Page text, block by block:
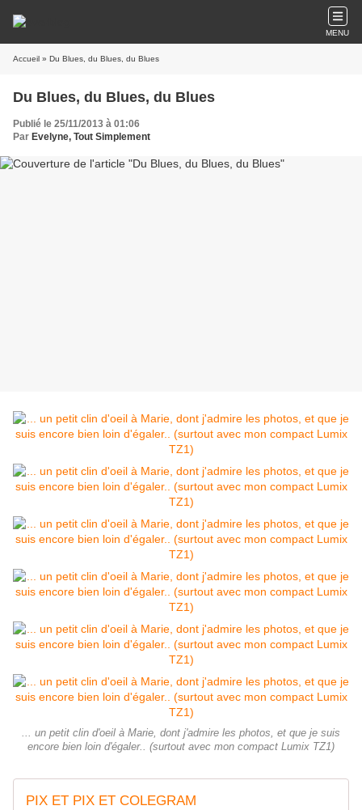
MENU
Accueil » Du Blues, du Blues, du Blues
Du Blues, du Blues, du Blues
Publié le 25/11/2013 à 01:06
Par Evelyne, Tout Simplement
... un petit clin d'oeil à Marie, dont j'admire les photos, et que je suis
encore bien loin d'égaler.. (surtout avec mon compact Lumix TZ1)
PIX ET PIX ET COLEGRAM